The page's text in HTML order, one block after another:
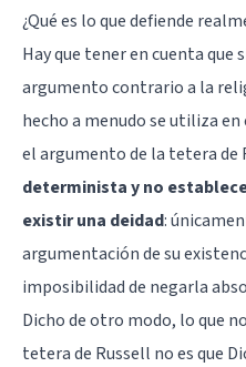
¿Qué es lo que defiende
Hay que tener en cuenta que
argumento contrario a la
hecho a menudo se utiliza
el argumento de la tetera de
determinista y no
existir una deidad:
argumentación de su
imposibilidad de negarla
Dicho de otro modo, lo que
tetera de Russell no es que